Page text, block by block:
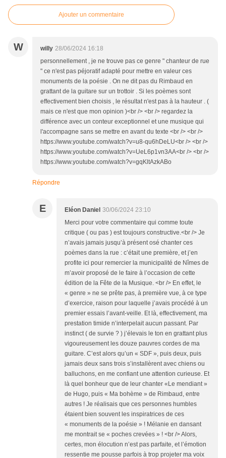
Ajouter un commentaire
W willy 28/06/2024 16:18
personnellement , je ne trouve pas ce genre " chanteur de rue
" ce n'est pas péjoratif adapté pour mettre en valeur ces
monuments de la poésie . On ne dit pas du Rimbaud en
grattant de la guitare sur un trottoir . Si les poèmes sont
effectivement bien choisis , le résultat n'est pas à la hauteur . (
mais ce n'est que mon opinion )<br /> <br /> regardez la
différence avec un conteur exceptionnel et une musique qui
l'accompagne sans se mettre en avant du texte <br /> <br />
https://www.youtube.com/watch?v=u8-qu6hDeLU<br /> <br />
https://www.youtube.com/watch?v=UeL6p1vn3AA<br /> <br />
https://www.youtube.com/watch?v=gqKltAzkABo
Répondre
E Eléon Daniel 30/06/2024 23:10
Merci pour votre commentaire qui comme toute
critique ( ou pas ) est toujours constructive.<br /> Je
n’avais jamais jusqu’à présent osé chanter ces
poèmes dans la rue : c’était une première, et j’en
profite ici pour remercier la municipalité de Nîmes de
m’avoir proposé de le faire à l’occasion de cette
édition de la Fête de la Musique. <br /> En effet, le
« genre » ne se prête pas, à première vue, à ce type
d’exercice, raison pour laquelle j’avais procédé à un
premier essais l’avant-veille. Et là, effectivement, ma
prestation timide n’interpelait aucun passant. Par
instinct ( de survie ? ) j’élevais le ton en grattant plus
vigoureusement les douze pauvres cordes de ma
guitare. C’est alors qu’un « SDF », puis deux, puis
jamais deux sans trois s’installèrent avec chiens ou
balluchons, en me confiant une attention curieuse. Et
là quel bonheur que de leur chanter «Le mendiant »
de Hugo, puis « Ma bohème » de Rimbaud, entre
autres ! Je réalisais que ces personnes humbles
étaient bien souvent les inspiratrices de ces
« monuments de la poésie » ! Mélanie en dansant
me montrait se « poches crevées » ! <br /> Alors,
certes, mon élocution n’est pas parfaite, et l’émotion
ressentie me pousse parfois à trop projeter ma voix